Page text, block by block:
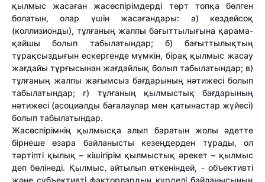
қылмыс жасаған жасөспірімдерді төрт топқа бөлген
болатын, олар үшін жасағандары: а) кездейсоқ
(коллизионды), тұлғаның жалпы бағыттылығына қарама-
қайшы болып табылатындар; б) бағыттылықтың
тұрақсыздығын ескергенде мүмкін, бірақ қылмыс жасау
жағдайы тұрғысынан жағдайлық болып табылатындар; в)
тұлғаның жалпы жағымсыз бағдарының нәтижесі болып
табылатындар; г) тұлғаның қылмыстық бағдарының
нәтижесі (асоциалды бағалаулар мен қатынастар жүйесі)
болып табылатындар.
Жасөспірімнің қылмысқа алып баратын жолы әдетте
бірнеше өзара байланысты кезеңдерден тұрады, ол
тәртіпті қылық – кішігірім қылмыстық әрекет – қылмыс
деп бөлінеді. Қылмыс, айтылып өткеніндей, - объективті
және субъективті факторлардың күрделі байланысының